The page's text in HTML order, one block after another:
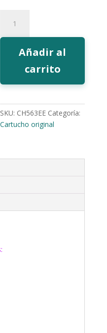
301
cantidad
Añadir al
carrito
SKU: CH563EE Categoría:
Cartucho original